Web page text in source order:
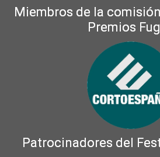
Miembros de la
Premios
Patrocinadores del